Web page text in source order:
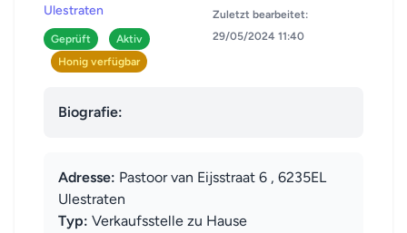
Ulestraten
Geprüft
Aktiv
Honig verfügbar
Zuletzt bearbeitet:
29/05/2024 11:40
Biografie:
Adresse: Pastoor van Eijsstraat 6 , 6235EL
Ulestraten
Typ: Verkaufsstelle zu Hause